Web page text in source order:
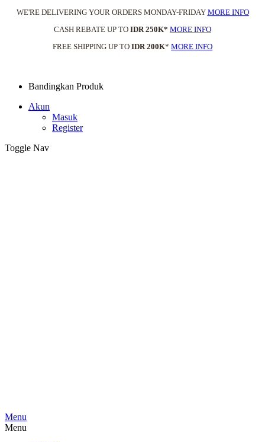
WE'RE DELIVERING YOUR ORDERS MONDAY-FRIDAY MORE INFO
CASH REBATE UP TO IDR 250K* MORE INFO
FREE SHIPPING UP TO IDR 200K* MORE INFO
Bandingkan Produk
Akun
Masuk
Register
Toggle Nav
Menu
Menu